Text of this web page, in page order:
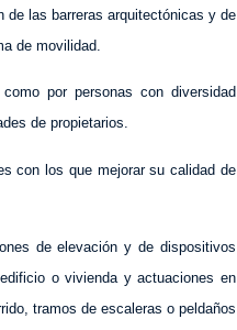
las barreras arquitectónicas y de
de movilidad.
por personas con diversidad
de propietarios.
con los que mejorar su calidad de
de elevación y de dispositivos
o vivienda y actuaciones en
tramos de escaleras o peldaños